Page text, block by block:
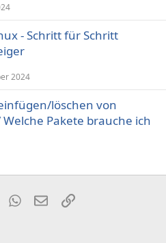
e
- Schritt für Schritt
2024
löschen von
Pakete brauche ich
WhatsApp
E-MailLink